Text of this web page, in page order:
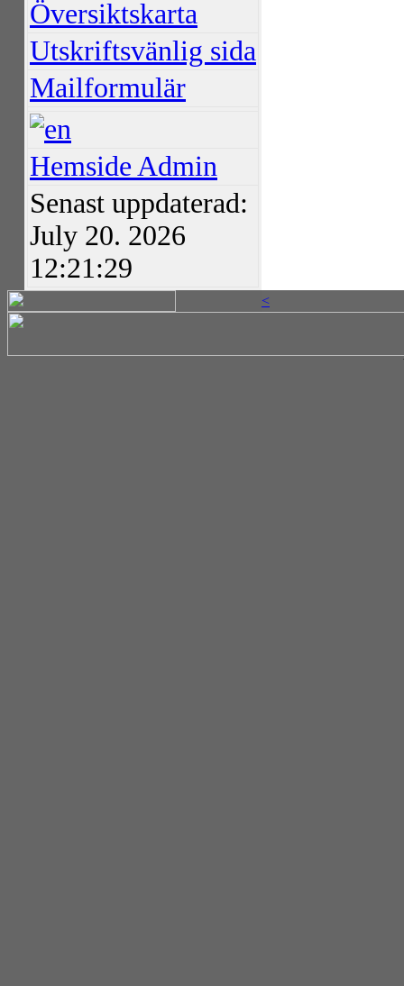
Översiktskarta
Utskriftsvänlig sida
Mailformulär
Hemside Admin
Senast uppdaterad:
July 20. 2026
12:21:29
<